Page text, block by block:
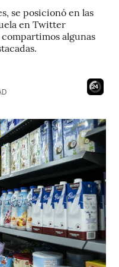
se posicionó en las
en Twitter
algunas
22